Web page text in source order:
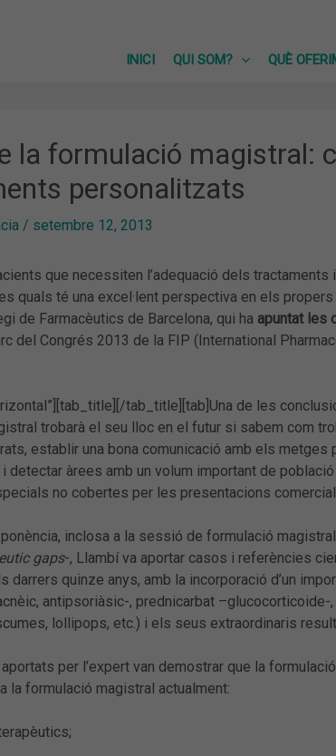
INICI
QUI SOM? QUÈ
la formulació magistral:
personalitzats
/ setembre 12, 2013
que necessiten l’adequació dels
quals té una excel·lent perspectiva en els propers
de Farmacèutics de Barcelona, qui ha apuntat les
del Congrés 2013 de la FIP (International
tab_title][tab]Una de les
trobarà el seu lloc en el futur si sabem com
establir una bona comunicació amb els
detectar àrees amb un volum important de
no cobertes per les presentacions
inclosa a la sessió de formulació
gaps-, Llambí va aportar casos i referències
darrers quinze anys, amb la incorporació d’un
antipsoriàsic-, prednicarbat
lollipops, etc.) i els seus extraordinaris
per l’expert van demostrar que la
la formulació magistral actualment: